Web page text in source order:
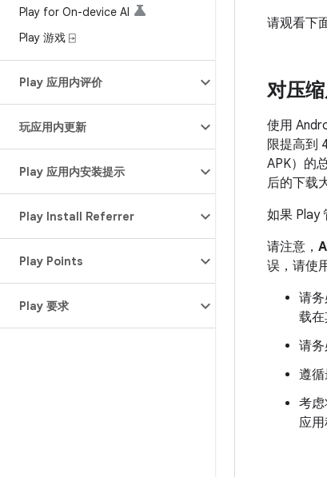
Play for On-device AI
Play 游戏 ⍈
Play 应用内评价
玩应用内更新
Play 应用内安装提示
Play Install Referrer
Play Points
Play 要求
请观看下
对压
使用
限提高到
APK）的
后的下载
如果 Play
请注意，
误，请使
请
载在
请
遵
考
应用